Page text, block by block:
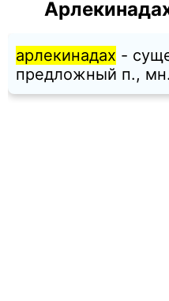
арлекинадах -
предложный п.,